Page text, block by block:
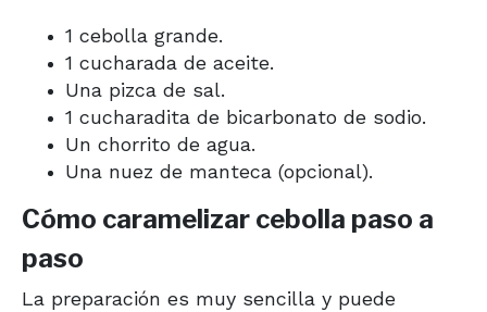
1 cebolla grande.
1 cucharada de aceite.
Una pizca de sal.
1 cucharadita de bicarbonato de sodio.
Un chorrito de agua.
Una nuez de manteca (opcional).
Cómo caramelizar cebolla paso a
paso
La preparación es muy sencilla y puede